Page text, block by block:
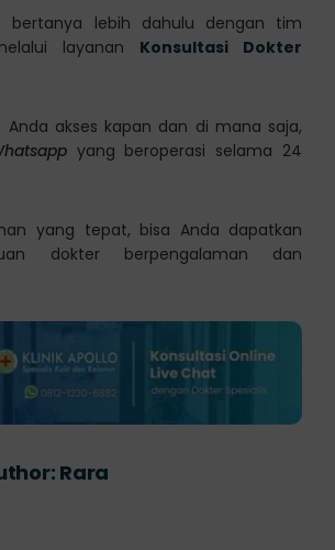
bertanya lebih dahulu dengan tim
layanan Konsultasi Dokter
Anda akses kapan dan di mana saja,
yang beroperasi selama 24
yang tepat, bisa Anda dapatkan
dokter berpengalaman dan
Rara